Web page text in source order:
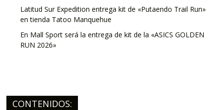
Latitud Sur Expedition entrega kit de «Putaendo Trail Run»
en tienda Tatoo Manquehue
En Mall Sport será la entrega de kit de la «ASICS GOLDEN
RUN 2026»
CONTENIDOS: